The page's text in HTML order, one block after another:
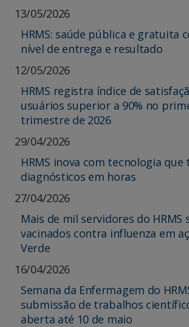
13/05/2026
HRMS: saúde pública e gratuita
nível de entrega e resultado
12/05/2026
HRMS registra índice de
usuários superior a 90% no
trimestre de 2026
29/04/2026
HRMS inova com tecnologia
diagnósticos em horas
27/04/2026
Mais de mil servidores do HRMS
vacinados contra influenza em
Verde
16/04/2026
Semana da Enfermagem do
submissão de trabalhos
aberta até 10 de maio